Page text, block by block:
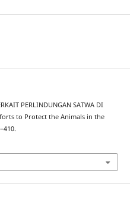
PERLINDUNGAN SATWA DI
to Protect the Animals in the